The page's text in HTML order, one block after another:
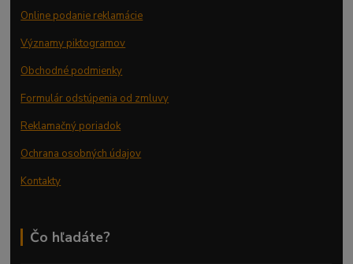
Online podanie reklamácie
Významy piktogramov
Obchodné podmienky
Formulár odstúpenia od zmluvy
Reklamačný poriadok
Ochrana osobných údajov
Kontakty
Čo hľadáte?